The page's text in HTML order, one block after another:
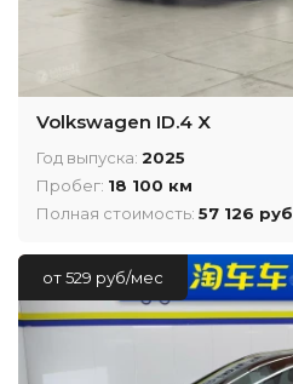
Volkswagen ID.4 X
Год выпуска: 2025
Пробег: 18 100 км
Полная стоимость: 57 126 руб
от 529 руб/мес